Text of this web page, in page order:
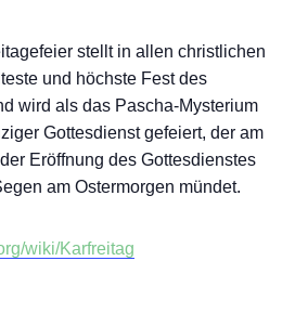
stellt in allen christlichen
und höchste Fest des
wird als das Pascha-Mysterium
Gottesdienst gefeiert, der am
Eröffnung des Gottesdienstes
am Ostermorgen mündet.
wiki/Karfreitag